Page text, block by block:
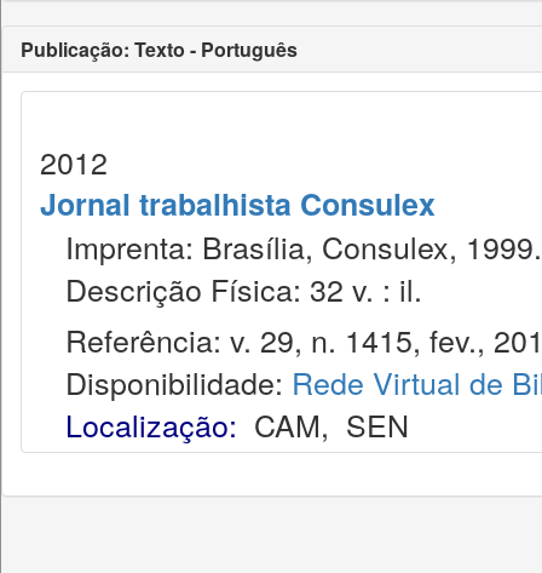
Publicação: Texto - Português
2012
Jornal trabalhista Consulex
Imprenta: Brasília, Consulex, 1999.
Descrição Física: 32 v. : il.
Referência: v. 29, n. 1415, fev.,
Disponibilidade: Rede Virtual de
Localização: CAM, SEN